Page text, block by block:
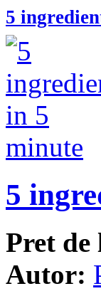
5
5
Pret de
Autor: